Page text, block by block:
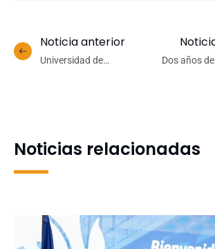
Noticia anterior
Universidad de
Dos años de
Noticias relacionadas